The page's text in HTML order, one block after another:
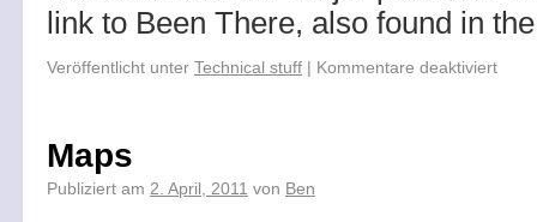
link to Been There, also found in
Veröffentlicht unter Technical stuff | Kommentare deaktiviert
Maps
Publiziert am 2. April, 2011 von Ben